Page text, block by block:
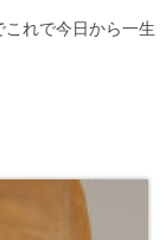
れで今日から一生